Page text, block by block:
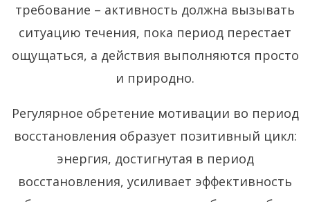
требование – активность должна вызывать
ситуацию течения, пока период перестает
ощущаться, а действия выполняются просто
и природно.
Регулярное обретение мотивации во период
восстановления образует позитивный цикл:
энергия, достигнутая в период
восстановления, усиливает эффективность